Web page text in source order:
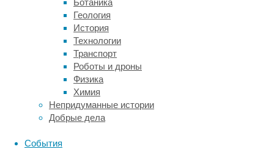
Ботаника
Геология
История
Технологии
Транспорт
Роботы и дроны
Физика
Химия
Непридуманные истории
Добрые дела
События
иметь
место,
поскольку
детская
смертность
среди
хохлатых
макаков
высокая.
Одно
предыдущих